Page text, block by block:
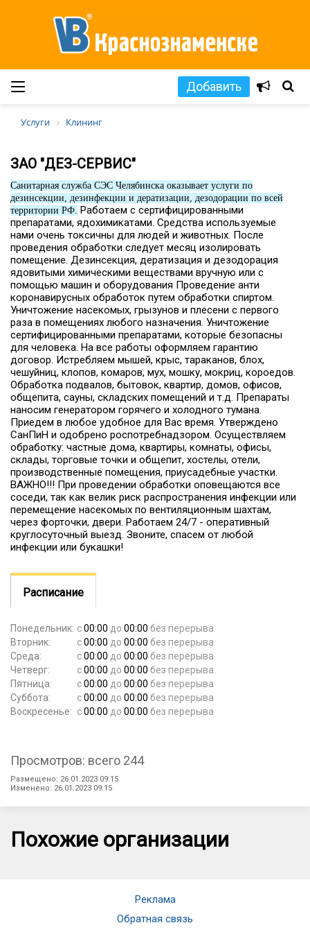
Добавить
Услуги Клининг
ЗАО "ДЕЗ-СЕРВИС"
Санитарная служба СЭС Челябинска оказывает услуги по
дезинсекции, дезинфекции и дератизации, дезодорации по всей
территории РФ. Работаем с сертифицированными
препаратами, ядохимикатами. Средства используемые
нами очень токсичны для людей и животных. После
проведения обработки следует месяц изолировать
помещение. Дезинсекция, дератизация и дезодорация
ядовитыми химическими веществами вручную или с
помощью машин и оборудования Проведение анти
коронавирусных обработок путем обработки спиртом.
Уничтожение насекомых, грызунов и плесени с первого
раза в помещениях любого назначения. Уничтожение
сертифицированными препаратами, которые безопасны
для человека. На все работы оформляем гарантию
договор. Истребляем мышей, крыс, тараканов, блох,
чешуйниц, клопов, комаров, мух, мошку, мокриц, короедов.
Обработка подвалов, бытовок, квартир, домов, офисов,
общепита, сауны, складских помещений и т.д. Препараты
наносим генератором горячего и холодного тумана.
Приедем в любое удобное для Вас время. Утверждено
СанПиН и одобрено роспотребнадзором. Осуществляем
обработку: частные дома, квартиры, комнаты, офисы,
склады, торговые точки и общепит, хостелы, отели,
производственные помещения, приусадебные участки.
ВАЖНО!!! При проведении обработки оповещаются все
соседи, так как велик риск распространения инфекции или
перемещение насекомых по вентиляционным шахтам,
через форточки, двери. Работаем 24/7 - оперативный
круглосуточный выезд. Звоните, спасем от любой
инфекции или букашки!
Расписание
Понедельник:
Вторник:
Среда:
Четверг:
Пятница:
Суббота:
Воскресенье:
с00:00 до 00:00 без перерыва
с00:00 до 00:00 без перерыва
с00:00 до 00:00 без перерыва
с00:00 до 00:00 без перерыва
с00:00 до 00:00 без перерыва
с00:00 до 00:00 без перерыва
с00:00 до 00:00 без перерыва
Просмотров: всего 244
Размещено: 26.01.2023 09:15
Изменено: 26.01.2023 09:15
Похожие организации
Реклама
Обратная связь